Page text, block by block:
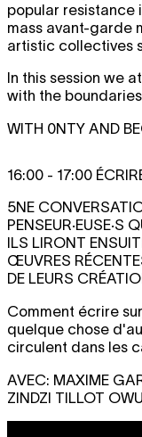
popular resistance
mass avant-garde
artistic collectives
In this session we
with the
WITH 0NTY AND
16:00 - 17:00
5NE
PENSEUR·EUSE·S
ILS LIRONT
ŒUVRES
DE LEURS
Comment écrire
quelque chose
circulent dans les
AVEC: MAXIME
ZINDZI TILLOT